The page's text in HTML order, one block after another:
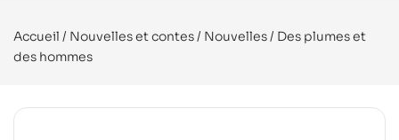
Accueil / Nouvelles et contes/ Nouvelles/ Des plumes et
des hommes